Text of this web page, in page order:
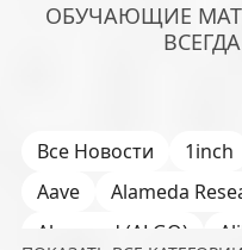
ОБУЧАЮЩИЕ
Все Новости 1inch
Aave
Alameda
Algorand (ALGO)